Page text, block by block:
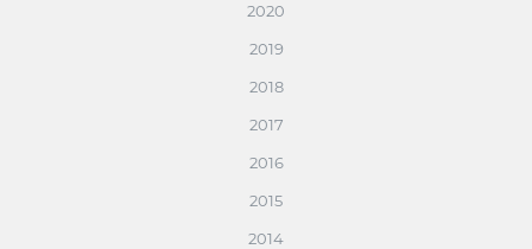
2020
2019
2018
2017
2016
2015
2014